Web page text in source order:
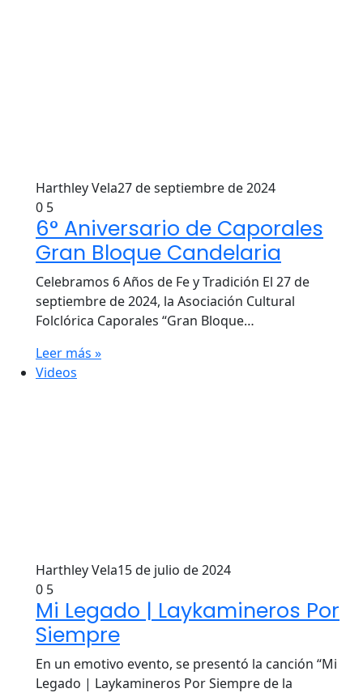
Harthley Vela27 de septiembre de 2024
0 5
6° Aniversario de Caporales
Gran Bloque Candelaria
Celebramos 6 Años de Fe y Tradición El 27 de
septiembre de 2024, la Asociación Cultural
Folclórica Caporales “Gran Bloque…
Leer más »
Videos
Harthley Vela15 de julio de 2024
0 5
Mi Legado | Laykamineros Por
Siempre
En un emotivo evento, se presentó la canción “Mi
Legado | Laykamineros Por Siempre de la